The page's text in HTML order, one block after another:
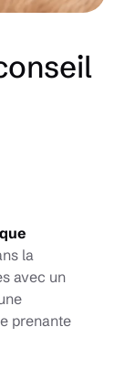
la
avec un
prenante